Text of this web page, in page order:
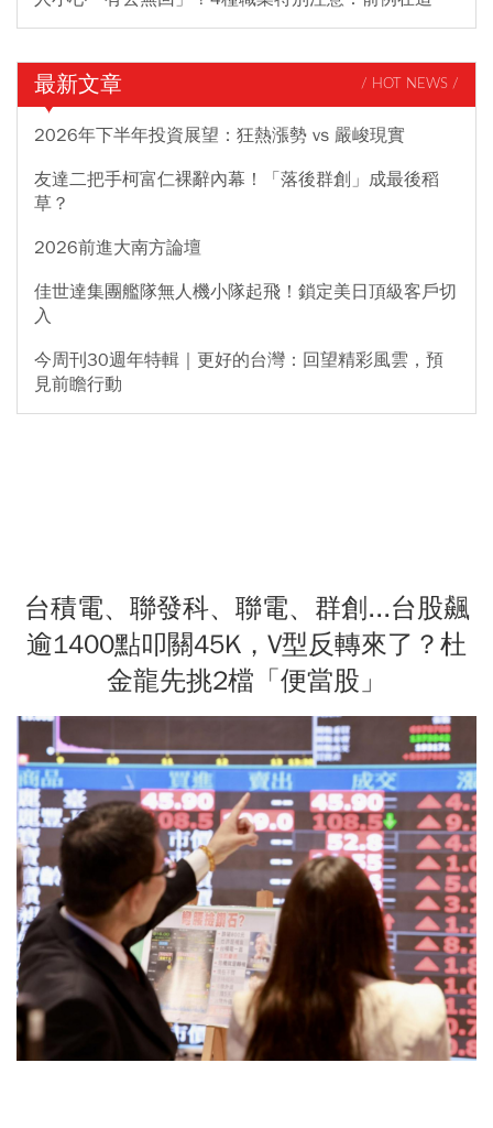
最新文章 / HOT NEWS /
2026年下半年投資展望：狂熱漲勢 vs 嚴峻現實
友達二把手柯富仁裸辭內幕！「落後群創」成最後稻
草？
2026前進大南方論壇
佳世達集團艦隊無人機小隊起飛！鎖定美日頂級客戶切
入
今周刊30週年特輯｜更好的台灣：回望精彩風雲，預
見前瞻行動
台積電、聯發科、聯電、群創...台股飆
逾1400點叩關45K，V型反轉來了？杜
金龍先挑2檔「便當股」